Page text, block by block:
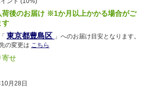
荷後のお届け ※1か月以上かかる場合がご
す
東京都豊島区 」へのお届け目安となります。
の変更は こちら
寄せ
月28日